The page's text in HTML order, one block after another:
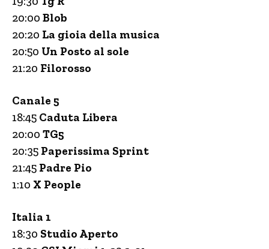
20:00 Blob
20:20 La gioia della musica
20:50 Un Posto al sole
21:20 Filorosso
Canale 5
18:45 Caduta Libera
20:00 TG5
20:35 Paperissima Sprint
21:45 Padre Pio
1:10 X People
Italia 1
18:30 Studio Aperto